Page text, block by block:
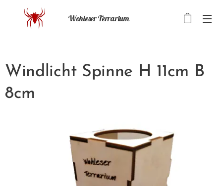
Wohleser Terrarium
Windlicht Spinne H 11cm B
8cm